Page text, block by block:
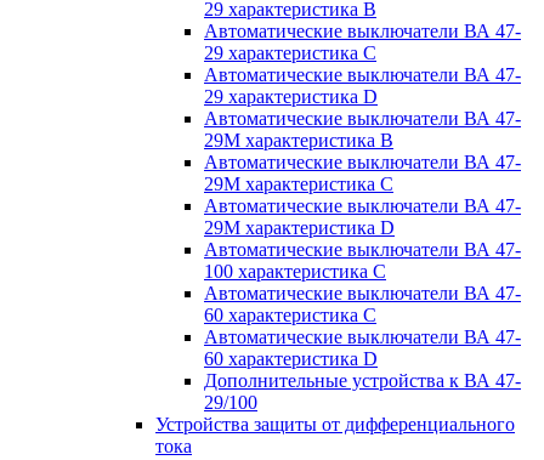
29 характеристика В
Автоматические выключатели ВА 47-
29 характеристика C
Автоматические выключатели ВА 47-
29 характеристика D
Автоматические выключатели ВА 47-
29M характеристика В
Автоматические выключатели ВА 47-
29M характеристика C
Автоматические выключатели ВА 47-
29M характеристика D
Автоматические выключатели ВА 47-
100 характеристика C
Автоматические выключатели ВА 47-
60 характеристика C
Автоматические выключатели ВА 47-
60 характеристика D
Дополнительные устройства к ВА 47-
29/100
Устройства защиты от дифференциального
тока